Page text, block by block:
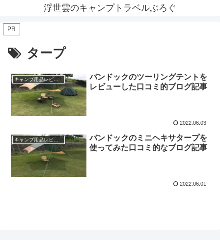
浮世雲のキャンプトラベルぶろぐ
PR
タープ
キャンプ用品レビュー
バンドックのツーリングテントを
レビューした口コミ的ブログ記事
2022.06.03
キャンプ用品レビュー
バンドックのミニヘキサタープを
使ってみた口コミ的なブログ記事
2022.06.01